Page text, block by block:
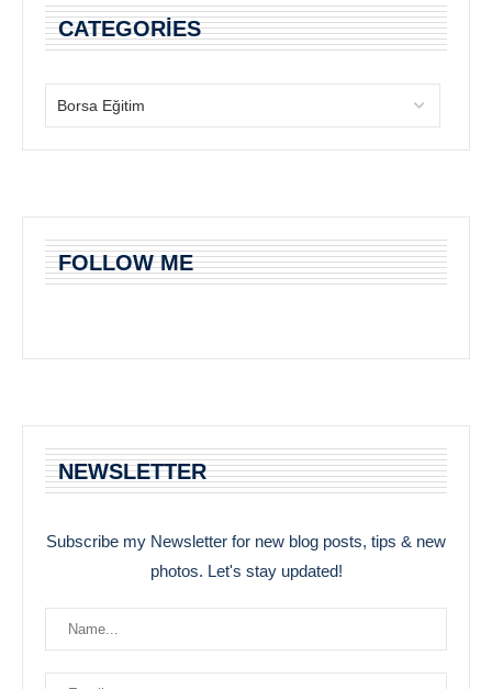
CATEGORIES
FOLLOW ME
NEWSLETTER
Subscribe my Newsletter for new blog posts, tips & new
photos. Let's stay updated!